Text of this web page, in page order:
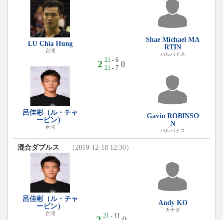
LU Chia Hung
台湾
呂佳彬（ル・チャ
ービン）
台湾
2 21 - 6
21 - 7 0
Shae Michael MA
RTIN
バルバドス
Gavin ROBINSO
N
バルバドス
混合ダブルス （2019-12-18 12:30）
呂佳彬（ル・チャ
ービン）
台湾 21 - 11
Andy KO
カナダ